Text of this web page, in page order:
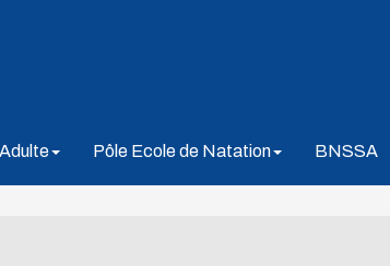
Pôle Ecole de Natation BNSSA